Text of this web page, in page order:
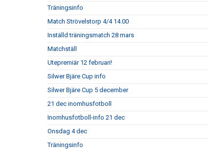
Träningsinfo
Match Strövelstorp 4/4 14.00
Inställd träningsmatch 28 mars
Matchställ
Utepremiär 12 februari!
Silwer Bjäre Cup info
Silwer Bjäre Cup 5 december
21 dec inomhusfotboll
Inomhusfotboll-info 21 dec
Onsdag 4 dec
Träningsinfo